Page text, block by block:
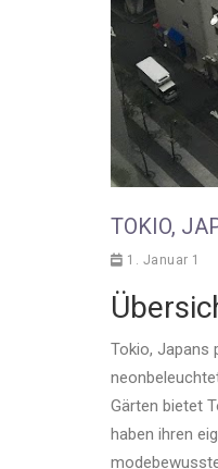
TOKIO,
1. Januar 1
Tokio, Japans
Gärten bietet
haben ihren